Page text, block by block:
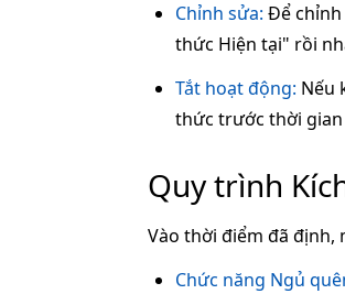
Chỉnh sửa: Để chỉnh
thức Hiện tại" rồi
Tắt hoạt động: Nếu
thức trước thời gian
Quy trình
Vào thời điểm đã định,
Chức năng Ngủ